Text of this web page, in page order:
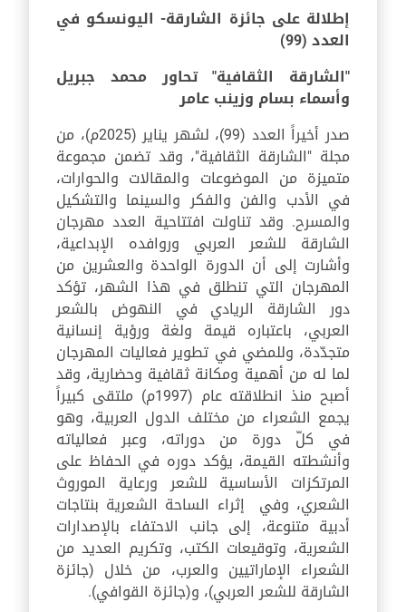
إطلالة على جائزة الشارقة- اليونسكو في
العدد (99)
"الشارقة الثقافية"تحاور محمد جبريل
وأسماء بسام وزينب عامر
صدر أخيراً العدد (99)، لشهر يناير (2025م)، من
مجلة "الشارقة الثقافية"، وقد تضمن مجموعة
متميزة من الموضوعات والمقالات والحوارات،
في الأدب والفن والفكر والسينما والتشكيل
والمسرح. وقد تناولت افتتاحية العدد مهرجان
الشارقة للشعر العربي وروافده الإبداعية،
وأشارت إلى أن الدورة الواحدة والعشرين من
المهرجان التي تنطلق في هذا الشهر، تؤكد
دور الشارقة الريادي في النهوض بالشعر
العربي، باعتباره قيمة ولغة ورؤية إنسانية
متجدّدة، وللمضي في تطوير فعاليات المهرجان
لما له من أهمية ومكانة ثقافية وحضارية، وقد
أصبح منذ انطلاقته عام (1997م) ملتقى كبيراً
يجمع الشعراء من مختلف الدول العربية، وهو
في كلّ دورة من دوراته، وعبر فعالياته
وأنشطته القيمة، يؤكد دوره في الحفاظ على
المرتكزات الأساسية للشعر ورعاية الموروث
الشعري، وفي إثراء الساحة الشعرية بنتاجات
أدبية متنوعة، إلى جانب الاحتفاء بالإصدارات
الشعرية، وتوقيعات الكتب، وتكريم العديد من
الشعراء الإماراتيين والعرب، من خلال (جائزة
الشارقة للشعر العربي)، و(جائزة القوافي).